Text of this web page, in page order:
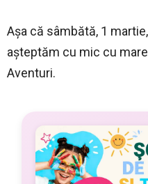
Așa că sâmbătă, 1
așteptăm cu mic cu
Aventuri.